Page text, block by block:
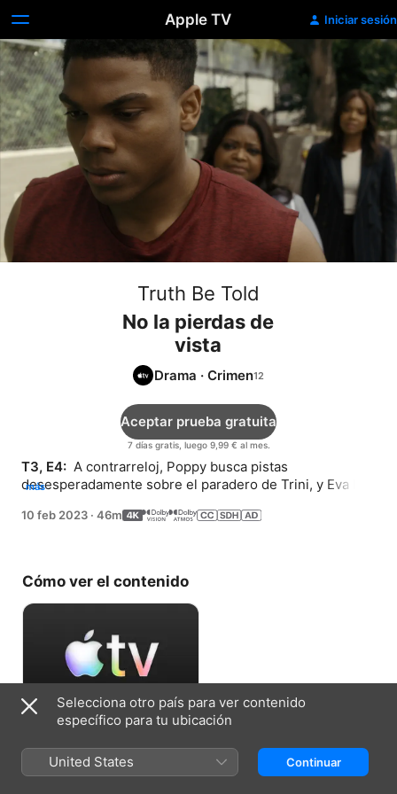
Apple TV Iniciar sesión
Truth Be Told
No la pierdas de
vista
Drama ·Crimen
7 días gratis, luego 9,99 € al mes.
Aceptar prueba gratuita
T3, E4: A contrarreloj, Poppy busca pistas
desesperadamente sobre el paradero de Trini, y Eva le
más
10 feb 2023 · 46m
Cómo ver el contenido
Selecciona otro país para ver contenido
específico para tu ubicación
United States Continuar